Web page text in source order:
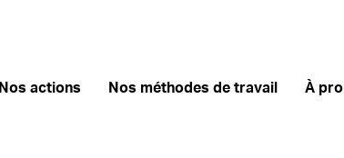
Nos actions Nos méthodes de travail À